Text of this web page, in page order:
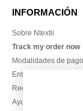
INFORMACIÓN
Sobre Ntextil
Track my order now
Modalidades de pago
Entrega
Reembolsos /
Ayuda & FAQs